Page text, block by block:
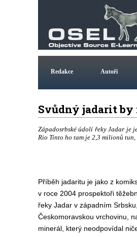
Redakce Autoři
Svůdný jadarit
Západosrbské údolí řeky Jadar je
Rio Tinto ho tam je 2,3 milionů
Příběh jadaritu je jako z
v roce 2004 prospektoři
řeky Jadar v západním
Českomoravskou vrchovinu,
minerál, který neodpovídal